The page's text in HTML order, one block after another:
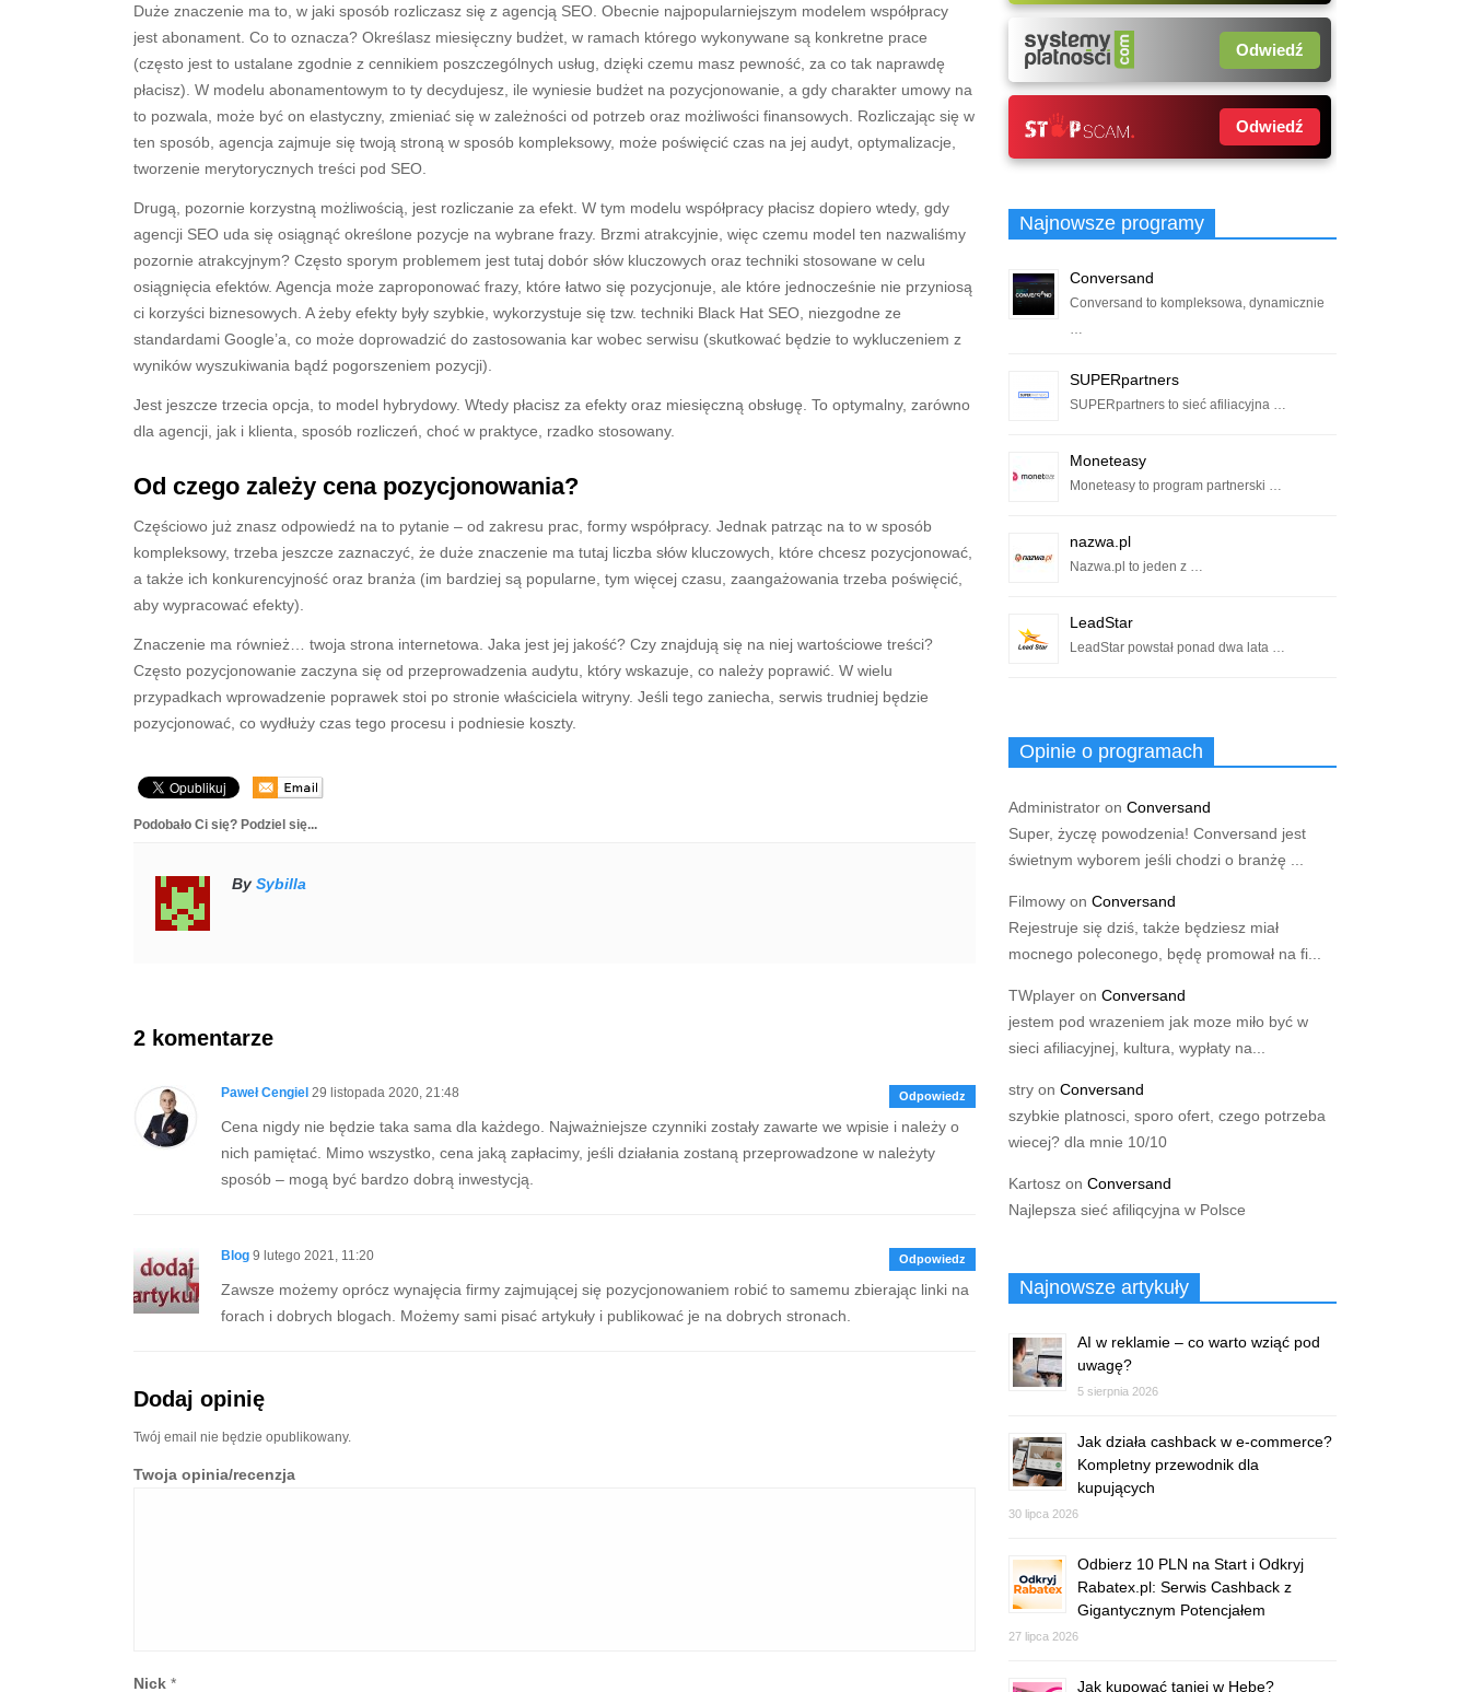
Duże znaczenie ma to, w jaki sposób rozliczasz się z agencją SEO. Obecnie najpopularniejszym modelem współpracy
jest abonament. Co to oznacza? Określasz miesięczny budżet, w ramach którego wykonywane są konkretne prace
(często jest to ustalane zgodnie z cennikiem poszczególnych usług, dzięki czemu masz pewność, za co tak naprawdę
płacisz). W modelu abonamentowym to ty decydujesz, ile wyniesie budżet na pozycjonowanie, a gdy charakter umowy na
to pozwala, może być on elastyczny, zmieniać się w zależności od potrzeb oraz możliwości finansowych. Rozliczając się w
ten sposób, agencja zajmuje się twoją stroną w sposób kompleksowy, może poświęcić czas na jej audyt, optymalizacje,
tworzenie merytorycznych treści pod SEO.
Drugą, pozornie korzystną możliwością, jest rozliczanie za efekt. W tym modelu współpracy płacisz dopiero wtedy, gdy
agencji SEO uda się osiągnąć określone pozycje na wybrane frazy. Brzmi atrakcyjnie, więc czemu model ten nazwaliśmy
pozornie atrakcyjnym? Często sporym problemem jest tutaj dobór słów kluczowych oraz techniki stosowane w celu
osiągnięcia efektów. Agencja może zaproponować frazy, które łatwo się pozycjonuje, ale które jednocześnie nie przyniosą
ci korzyści biznesowych. A żeby efekty były szybkie, wykorzystuje się tzw. techniki Black Hat SEO, niezgodne ze
standardami Google’a, co może doprowadzić do zastosowania kar wobec serwisu (skutkować będzie to wykluczeniem z
wyników wyszukiwania bądź pogorszeniem pozycji).
Jest jeszcze trzecia opcja, to model hybrydowy. Wtedy płacisz za efekty oraz miesięczną obsługę. To optymalny, zarówno
dla agencji, jak i klienta, sposób rozliczeń, choć w praktyce, rzadko stosowany.
Od czego zależy cena pozycjonowania?
Częściowo już znasz odpowiedź na to pytanie – od zakresu prac, formy współpracy. Jednak patrząc na to w sposób
kompleksowy, trzeba jeszcze zaznaczyć, że duże znaczenie ma tutaj liczba słów kluczowych, które chcesz pozycjonować,
a także ich konkurencyjność oraz branża (im bardziej są popularne, tym więcej czasu, zaangażowania trzeba poświęcić,
aby wypracować efekty).
Znaczenie ma również… twoja strona internetowa. Jaka jest jej jakość? Czy znajdują się na niej wartościowe treści?
Często pozycjonowanie zaczyna się od przeprowadzenia audytu, który wskazuje, co należy poprawić. W wielu
przypadkach wprowadzenie poprawek stoi po stronie właściciela witryny. Jeśli tego zaniecha, serwis trudniej będzie
pozycjonować, co wydłuży czas tego procesu i podniesie koszty.
Podobało Ci się? Podziel się...
By Sybilla
2 komentarze
Paweł Cengiel 29 listopada 2020, 21:48 Odpowiedz
Cena nigdy nie będzie taka sama dla każdego. Najważniejsze czynniki zostały zawarte we wpisie i należy o
nich pamiętać. Mimo wszystko, cena jaką zapłacimy, jeśli działania zostaną przeprowadzone w należyty
sposób – mogą być bardzo dobrą inwestycją.
Blog 9 lutego 2021, 11:20 Odpowiedz
Zawsze możemy oprócz wynajęcia firmy zajmującej się pozycjonowaniem robić to samemu zbierając linki na
forach i dobrych blogach. Możemy sami pisać artykuły i publikować je na dobrych stronach.
Dodaj opinię
Twój email nie będzie opublikowany.
Twoja opinia/recenzja
Nick *
Odwiedź
Odwiedź
Najnowsze programy
Conversand
Conversand to kompleksowa, dynamicznie
…
SUPERpartners
SUPERpartners to sieć afiliacyjna …
Moneteasy
Moneteasy to program partnerski …
nazwa.pl
Nazwa.pl to jeden z …
LeadStar
LeadStar powstał ponad dwa lata …
Opinie o programach
Administrator on Conversand
Super, życzę powodzenia! Conversand jest
świetnym wyborem jeśli chodzi o branżę ...
Filmowy on Conversand
Rejestruje się dziś, także będziesz miał
mocnego poleconego, będę promował na fi...
TWplayer on Conversand
jestem pod wrazeniem jak moze miło być w
sieci afiliacyjnej, kultura, wypłaty na...
stry on Conversand
szybkie platnosci, sporo ofert, czego potrzeba
wiecej? dla mnie 10/10
Kartosz on Conversand
Najlepsza sieć afiliqcyjna w Polsce
Najnowsze artykuły
AI w reklamie – co warto wziąć pod
uwagę?
5 sierpnia 2026
Jak działa cashback w e-commerce?
Kompletny przewodnik dla
kupujących
30 lipca 2026
Odbierz 10 PLN na Start i Odkryj
Rabatex.pl: Serwis Cashback z
Gigantycznym Potencjałem
27 lipca 2026
Jak kupować taniej w Hebe?